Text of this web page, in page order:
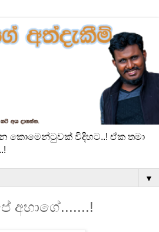
කොමෙන්ටුවක් විදිහට..! ඒක තමා
▼
අභාගේ.......!